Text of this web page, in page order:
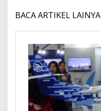
BACA ARTIKEL LAINYA